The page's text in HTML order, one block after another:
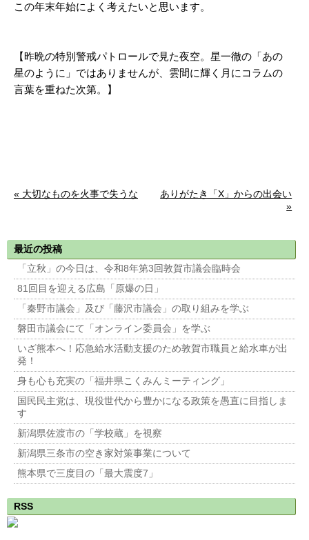
この年末年始によく考えたいと思います。
【昨晩の特別警戒パトロールで見た夜空。星一徹の「あの
星のように」ではありませんが、雲間に輝く月にコラムの
言葉を重ねた次第。】
« 大切なものを火事で失うな
ありがたき「X」からの出会い
»
最近の投稿
「立秋」の今日は、令和8年第3回敦賀市議会臨時会
81回目を迎える広島「原爆の日」
「秦野市議会」及び「藤沢市議会」の取り組みを学ぶ
磐田市議会にて「オンライン委員会」を学ぶ
いざ熊本へ！応急給水活動支援のため敦賀市職員と給水車が出
発！
身も心も充実の「福井県こくみんミーティング」
国民民主党は、現役世代から豊かになる政策を愚直に目指しま
す
新潟県佐渡市の「学校蔵」を視察
新潟県三条市の空き家対策事業について
熊本県で三度目の「最大震度7」
RSS